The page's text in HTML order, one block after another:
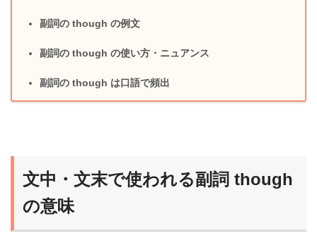
副詞の though の例文
副詞の though の使い方・ニュアンス
副詞の though は口語で頻出
文中・文末で使われる副詞 though
の意味